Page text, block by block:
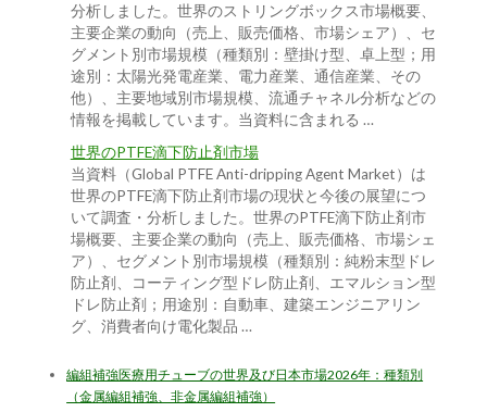
分析しました。世界のストリングボックス市場概要、
主要企業の動向（売上、販売価格、市場シェア）、セ
グメント別市場規模（種類別：壁掛け型、卓上型；用
途別：太陽光発電産業、電力産業、通信産業、その
他）、主要地域別市場規模、流通チャネル分析などの
情報を掲載しています。当資料に含まれる …
世界のPTFE滴下防止剤市場
当資料（Global PTFE Anti-dripping Agent Market）は
世界のPTFE滴下防止剤市場の現状と今後の展望につ
いて調査・分析しました。世界のPTFE滴下防止剤市
場概要、主要企業の動向（売上、販売価格、市場シェ
ア）、セグメント別市場規模（種類別：純粉末型ドレ
防止剤、コーティング型ドレ防止剤、エマルション型
ドレ防止剤；用途別：自動車、建築エンジニアリン
グ、消費者向け電化製品 …
編組補強医療用チューブの世界及び日本市場2026年：種類別
（金属編組補強、非金属編組補強）